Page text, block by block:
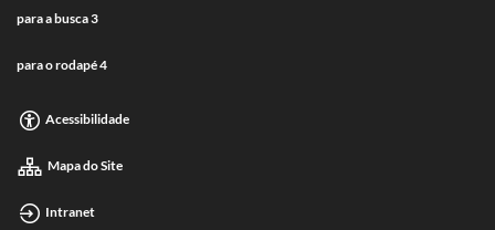
para a busca3
para o rodapé4
Acessibilidade
Mapa do Site
Intranet